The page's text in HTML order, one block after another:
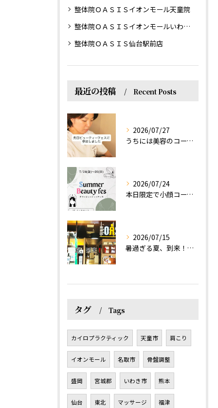
整体院ＯＡＳＩＳイオンモール天童院
整体院ＯＡＳＩＳイオンモールいわき小名浜院
整体院ＯＡＳＩＳ仙台駅前店
最近の投稿 Recent Posts
2026/07/27
うちには美容のコースもあるって伝えなきゃ！えっほっえxty
2026/07/24
本日限定で小顔コース体験(ワンコイン)実施します！
2026/07/15
暑過ぎる夏、到来！だるさを感じる方は、結構不足！？
タグ Tags
カイロプラクティック 天童市 肩こり
イオンモール 名取市 骨盤調整
盛岡 宮城郡 いわき市 熊本
仙台 東北 マッサージ 福津